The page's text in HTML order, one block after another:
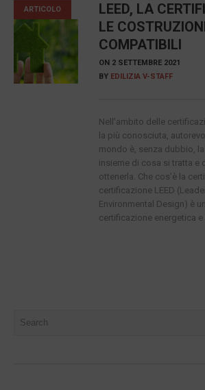
ARTICOLO
LEED, LA
LE
COMPATIBILI
ON 2 SETTEMBRE 2021
BY EDILIZIA V-STAFF
Nell’ambito delle
la più conosciuta,
mondo è, senza dubbio, la
insieme di cosa si tratta e
ottenerla. Che cos’è la
certificazione LEED
Environmental Design) è
certificazione energetica